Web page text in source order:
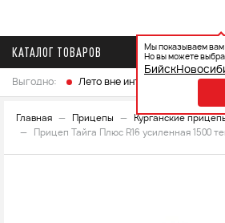
Мы показываем
Но вы можете
Бийск
КАТАЛОГ ТОВАРОВ
Выгодно: Лето вне интренета
Главная Прицепы
Курганские
Прицеп Тайга Плюс R16 усиленная 1500